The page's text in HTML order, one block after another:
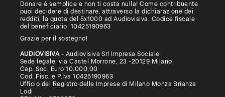
Donare è semplice e non ti costa nulla! Come contribuente
puoi decidere di destinare, attraverso la dichiarazione dei
redditi, la quota del 5x1000 ad Audiovisiva. Codice fiscale
del beneficiario: 10425190963
Grazie per il sostegno!
AUDIOVISIVA- Audiovisiva Srl Impresa Sociale
Sede legale: via Castel Morrone, 23 -20129 Milano
Cap. Soc. Euro 10.000,00
Cod. Fisc. e P.Iva 10425190963
Ufficio del Registro delle Imprese di Milano Monza Brianza
Lodi